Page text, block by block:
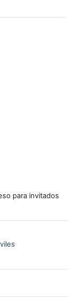
para invitados